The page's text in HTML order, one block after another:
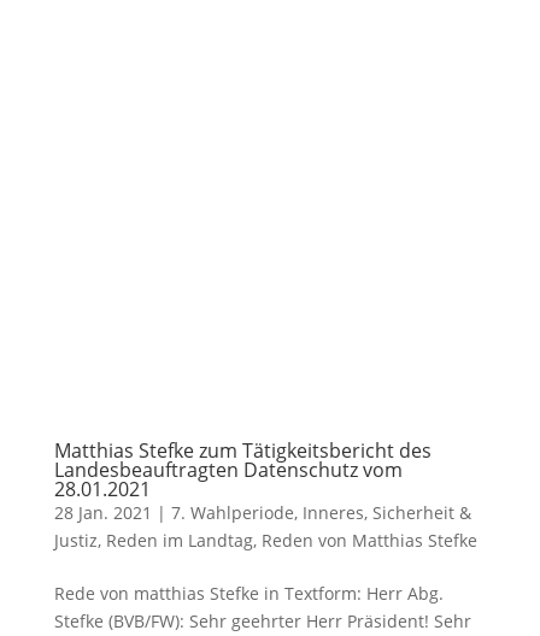
Matthias Stefke zum Tätigkeitsbericht des
Landesbeauftragten Datenschutz vom
28.01.2021
28 Jan. 2021 | 7. Wahlperiode, Inneres, Sicherheit &
Justiz, Reden im Landtag, Reden von Matthias Stefke
Rede von matthias Stefke in Textform: Herr Abg.
Stefke (BVB/FW): Sehr geehrter Herr Präsident! Sehr